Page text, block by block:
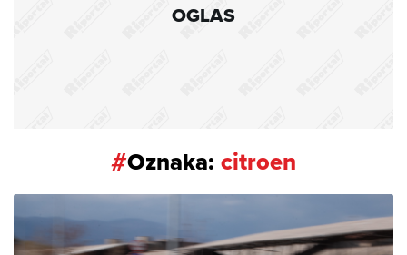
OGLAS
#Oznaka: citroen